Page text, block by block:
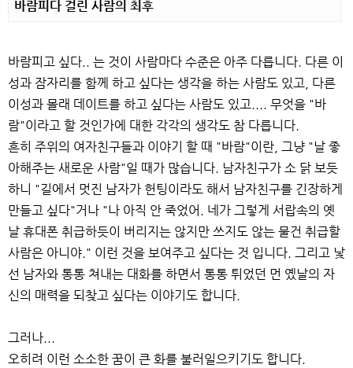
바람피다 걸린 사람의 최후
바람피고 싶다.. 는 것이 사람마다 수준은 아주 다릅니다. 다른 이
성과 잠자리를 함께 하고 싶다는 생각을 하는 사람도 있고, 다른
이성과 몰래 데이트를 하고 싶다는 사람도 있고.... 무엇을 "바
람"이라고 할 것인가에 대한 각각의 생각도 참 다릅니다.
흔히 주위의 여자친구들과 이야기 할 때 "바람"이란, 그냥 "날 좋
아해주는 새로운 사람"일 때가 많습니다. 남자친구가 소 닭 보듯
하니 "길에서 멋진 남자가 헌팅이라도 해서 남자친구를 긴장하게
만들고 싶다"거나 "나 아직 안 죽었어. 네가 그렇게 서랍속의 옛
날 휴대폰 취급하듯이 버리지는 않지만 쓰지도 않는 물건 취급할
사람은 아니야." 이런 것을 보여주고 싶다는 것 입니다. 그리고 낯
선 남자와 통통 쳐내는 대화를 하면서 통통 튀었던 먼 옜날의 자
신의 매력을 되찾고 싶다는 이야기도 합니다.
그러나...
오히려 이런 소소한 꿈이 큰 화를 불러일으키기도 합니다.